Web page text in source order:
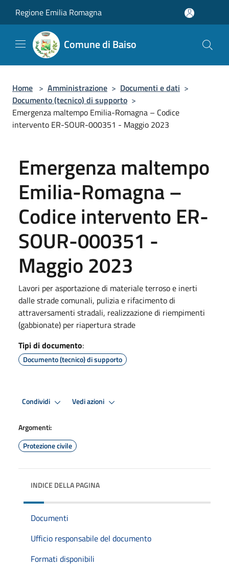
Regione Emilia Romagna
Comune di Baiso
Home > Amministrazione > Documenti e dati >
Documento (tecnico) di supporto >
Emergenza maltempo Emilia-Romagna – Codice
intervento ER-SOUR-000351 - Maggio 2023
Emergenza maltempo
Emilia-Romagna –
Codice intervento ER-
SOUR-000351 -
Maggio 2023
Lavori per asportazione di materiale terroso e inerti
dalle strade comunali, pulizia e rifacimento di
attraversamenti stradali, realizzazione di riempimenti
(gabbionate) per riapertura strade
Tipi di documento:
Documento (tecnico) di supporto
Condividi Vedi azioni
Argomenti:
Protezione civile
INDICE DELLA PAGINA
Documenti
Ufficio responsabile del documento
Formati disponibili